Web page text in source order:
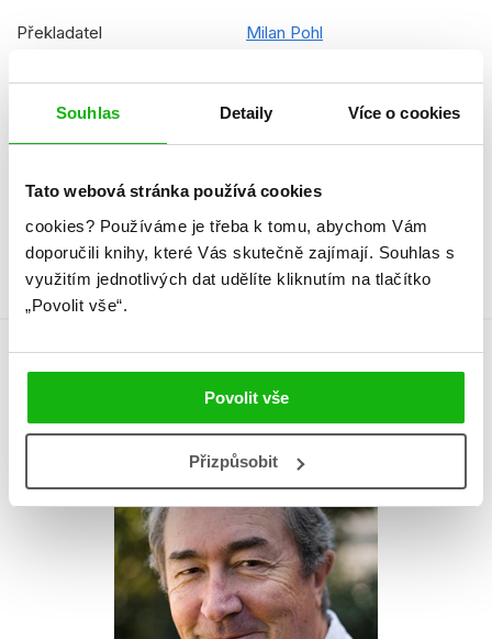
Souhlas Detaily Více o cookies
Tato webová stránka používá cookies
cookies? Používáme je třeba k tomu, abychom Vám
doporučili knihy, které Vás skutečně zajímají. Souhlas s
využitím jednotlivých dat udělíte kliknutím na tlačítko
„Povolit vše“.
Povolit vše
Přizpůsobit
Překladatel Milan Pohl
Věk od 12
Vazba
vázaná s laminovaným
potahem
Autor knihy